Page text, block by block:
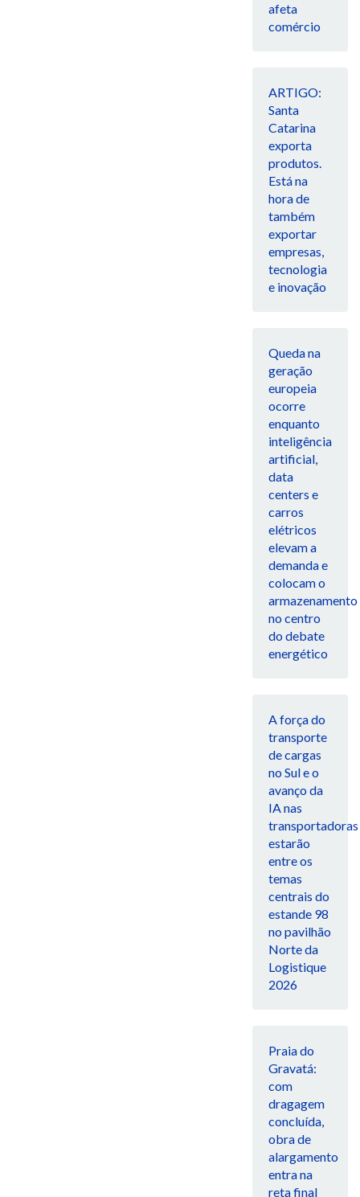
afeta
comércio
ARTIGO:
Santa
Catarina
exporta
produtos.
Está na
hora de
também
exportar
empresas,
tecnologia
e inovação
Queda na
geração
europeia
ocorre
enquanto
inteligência
artificial,
data
centers e
carros
elétricos
elevam a
demanda e
colocam o
armazenamento
no centro
do debate
energético
A força do
transporte
de cargas
no Sul e o
avanço da
IA nas
transportadoras
estarão
entre os
temas
centrais do
estande 98
no pavilhão
Norte da
Logistique
2026
Praia do
Gravatá:
com
dragagem
concluída,
obra de
alargamento
entra na
reta final